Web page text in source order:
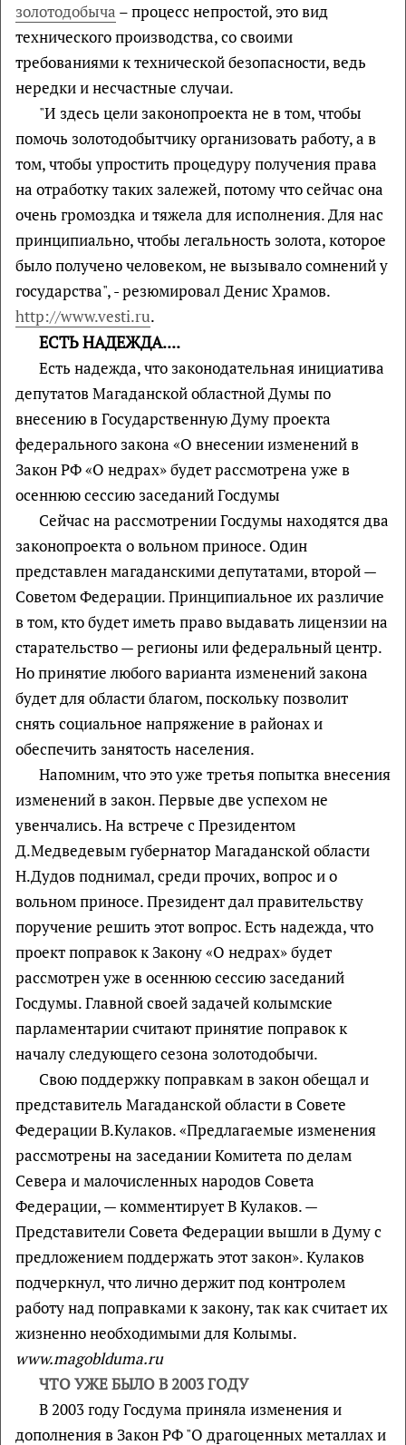
золотодобыча – процесс непростой, это вид
технического производства, со своими
требованиями к технической безопасности, ведь
нередки и несчастные случаи.
"И здесь цели законопроекта не в том, чтобы
помочь золотодобытчику организовать работу, а в
том, чтобы упростить процедуру получения права
на отработку таких залежей, потому что сейчас она
очень громоздка и тяжела для исполнения. Для нас
принципиально, чтобы легальность золота, которое
было получено человеком, не вызывало сомнений у
государства", - резюмировал Денис Храмов.
http://www.vesti.ru.
ЕСТЬ НАДЕЖДА....
Есть надежда, что законодательная инициатива
депутатов Магаданской областной Думы по
внесению в Государственную Думу проекта
федерального закона «О внесении изменений в
Закон РФ «О недрах» будет рассмотрена уже в
осеннюю сессию заседаний Госдумы
Сейчас на рассмотрении Госдумы находятся два
законопроекта о вольном приносе. Один
представлен магаданскими депутатами, второй —
Советом Федерации. Принципиальное их различие
в том, кто будет иметь право выдавать лицензии на
старательство — регионы или федеральный центр.
Но принятие любого варианта изменений закона
будет для области благом, поскольку позволит
снять социальное напряжение в районах и
обеспечить занятость населения.
Напомним, что это уже третья попытка внесения
изменений в закон. Первые две успехом не
увенчались. На встрече с Президентом
Д.Медведевым губернатор Магаданской области
Н.Дудов поднимал, среди прочих, вопрос и о
вольном приносе. Президент дал правительству
поручение решить этот вопрос. Есть надежда, что
проект поправок к Закону «О недрах» будет
рассмотрен уже в осеннюю сессию заседаний
Госдумы. Главной своей задачей колымские
парламентарии считают принятие поправок к
началу следующего сезона золотодобычи.
Свою поддержку поправкам в закон обещал и
представитель Магаданской области в Совете
Федерации В.Кулаков. «Предлагаемые изменения
рассмотрены на заседании Комитета по делам
Севера и малочисленных народов Совета
Федерации, — комментирует В Кулаков. —
Представители Совета Федерации вышли в Думу с
предложением поддержать этот закон». Кулаков
подчеркнул, что лично держит под контролем
работу над поправками к закону, так как считает их
жизненно необходимыми для Колымы.
www.magoblduma.ru
ЧТО УЖЕ БЫЛО В 2003 ГОДУ
В 2003 году Госдума приняла изменения и
дополнения в Закон РФ "О драгоценных металлах и